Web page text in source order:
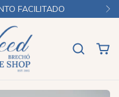
FACILITADO